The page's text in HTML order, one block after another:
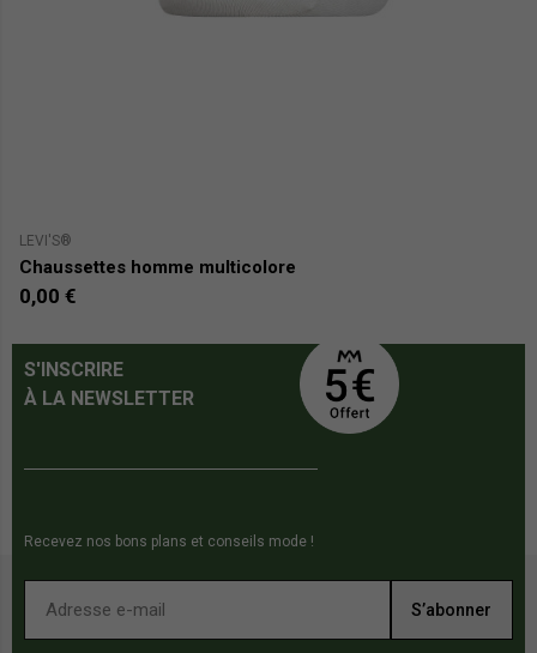
LEVI'S®
Chaussettes homme multicolore
0,00 €
S'INSCRIRE
À LA NEWSLETTER
Recevez nos bons plans et conseils mode !
S’abonner